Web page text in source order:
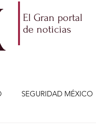
El Gran portal
de noticias
SEGURIDAD MÉXICO